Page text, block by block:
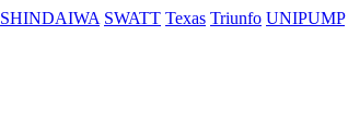
SHINDAIWA SWATT Texas Triunfo UNIPUMP